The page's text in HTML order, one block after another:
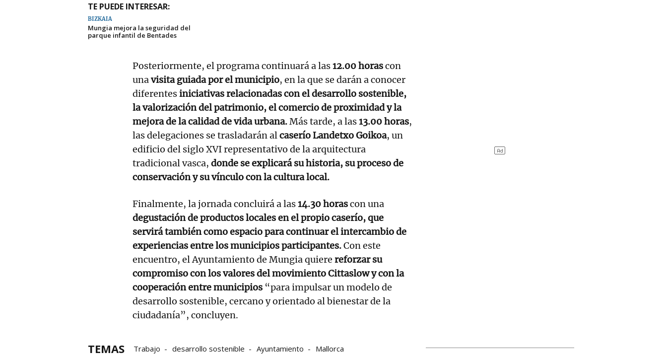
TE PUEDE INTERESAR:
BIZKAIA
Mungia mejora la seguridad del
parque infantil de Bentades
Posteriormente, el programa continuará a las12.00 horascon
unavisita guiada por el municipio, en la que se darán a conocer
diferentesiniciativas relacionadas con el desarrollo sostenible,
la valorización del patrimonio, el comercio de proximidad y la
mejora de la calidad de vida urbana.Más tarde, a las13.00 horas,
las delegaciones se trasladarán alcaserío Landetxo Goikoa, un
edificio del siglo XVI representativo de la arquitectura
tradicional vasca, donde se explicará su historia, su proceso de
conservación y su vínculo con la cultura local.
Finalmente, la jornada concluirá a las14.30 horascon una
degustación de productos locales en el propio caserío, que
servirá también como espacio para continuar el intercambio de
experiencias entre los municipios participantes.Con este
encuentro, el Ayuntamiento de Mungia quiere reforzar su
compromiso con los valores del movimiento Cittaslow y con la
cooperación entre municipios “para impulsar un modelo de
desarrollo sostenible, cercano y orientado al bienestar de la
ciudadanía”, concluyen.
TEMAS Trabajo desarrollo sostenible Ayuntamiento Mallorca